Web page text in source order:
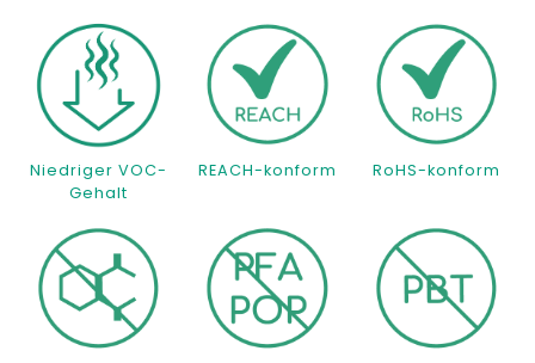
Niedriger VOC-
Gehalt
REACH-konform RoHS-konform